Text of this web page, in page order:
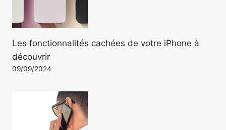
Les fonctionnalités cachées de votre iPhone à
découvrir
09/09/2024